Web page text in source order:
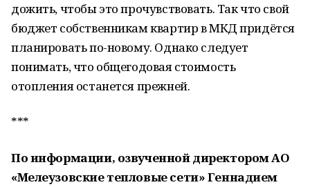
дожить, чтобы это прочувствовать. Так что свой
бюджет собственникам квартир в МКД придётся
планировать по-новому. Однако следует
понимать, что общегодовая стоимость
отопления останется прежней.
***
По информации, озвученной директором АО
«Мелеузовские тепловые сети» Геннадием